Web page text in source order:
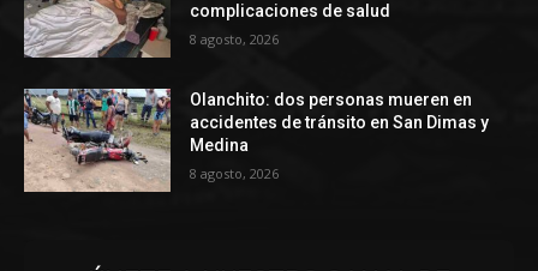
complicaciones de salud
8 agosto, 2026
Olanchito: dos personas mueren en
accidentes de tránsito en San Dimas y
Medina
8 agosto, 2026